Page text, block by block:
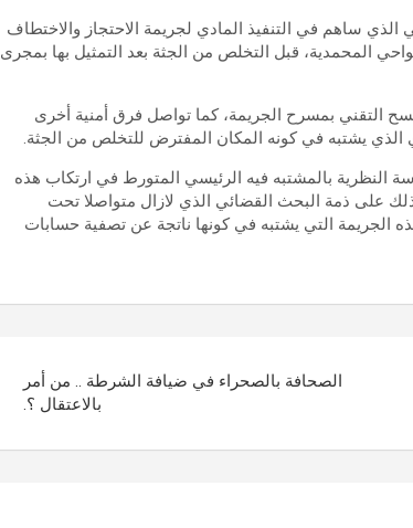
ساهم في التنفيذ المادي لجريمة الاحتجاز والاختطاف
المحمدية، قبل التخلص من الجثة بعد التمثيل بها بمجرى
التقني بمسرح الجريمة، كما تواصل فرق أمنية أخرى
الذي يشتبه في كونه المكان المفترض للتخلص من الجثة.
النظرية بالمشتبه فيه الرئيسي المتورط في ارتكاب هذه
على ذمة البحث القضائي الذي لازال متواصلا تحت
الجريمة التي يشتبه في كونها ناتجة عن تصفية حسابات
الصحافة بالصحراء في ضيافة الشرطة .. من أمر
بالاعتقال ؟.